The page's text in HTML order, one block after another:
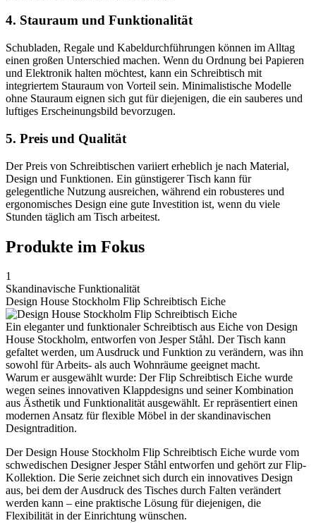
4. Stauraum und Funktionalität
Schubladen, Regale und Kabeldurchführungen können im Alltag
einen großen Unterschied machen. Wenn du Ordnung bei Papieren
und Elektronik halten möchtest, kann ein Schreibtisch mit
integriertem Stauraum von Vorteil sein. Minimalistische Modelle
ohne Stauraum eignen sich gut für diejenigen, die ein sauberes und
luftiges Erscheinungsbild bevorzugen.
5. Preis und Qualität
Der Preis von Schreibtischen variiert erheblich je nach Material,
Design und Funktionen. Ein günstigerer Tisch kann für
gelegentliche Nutzung ausreichen, während ein robusteres und
ergonomisches Design eine gute Investition ist, wenn du viele
Stunden täglich am Tisch arbeitest.
Produkte im Fokus
1
Skandinavische Funktionalität
Design House Stockholm Flip Schreibtisch Eiche
Ein eleganter und funktionaler Schreibtisch aus Eiche von Design
House Stockholm, entworfen von Jesper Ståhl. Der Tisch kann
gefaltet werden, um Ausdruck und Funktion zu verändern, was ihn
sowohl für Arbeits- als auch Wohnräume geeignet macht.
Warum er ausgewählt wurde: Der Flip Schreibtisch Eiche wurde
wegen seines innovativen Klappdesigns und seiner Kombination
aus Ästhetik und Funktionalität ausgewählt. Er repräsentiert einen
modernen Ansatz für flexible Möbel in der skandinavischen
Designtradition.
Der Design House Stockholm Flip Schreibtisch Eiche wurde vom
schwedischen Designer Jesper Ståhl entworfen und gehört zur Flip-
Kollektion. Die Serie zeichnet sich durch ein innovatives Design
aus, bei dem der Ausdruck des Tisches durch Falten verändert
werden kann – eine praktische Lösung für diejenigen, die
Flexibilität in der Einrichtung wünschen.